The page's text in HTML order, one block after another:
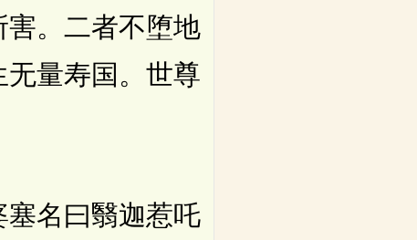
。二者不堕地
量寿国。世尊
名曰翳迦惹吒